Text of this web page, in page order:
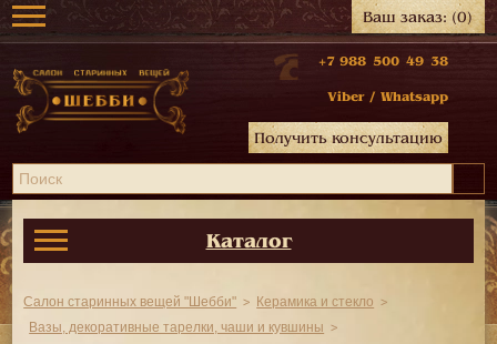
Ваш заказ:(0)
+7 988 500 49 38
Viber / Whatsapp
Получить консультацию
Каталог
Салон старинных вещей "Шебби"
Керамика и стекло
Вазы, декоративные тарелки, чаши и кувшины